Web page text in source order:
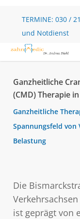
content
TERMINE: 030 /
und Notdienst
Ganzheitliche
(CMD) Therapie
Ganzheitliche
Spannungsfeld von
Belastung
Die
ist geprägt von